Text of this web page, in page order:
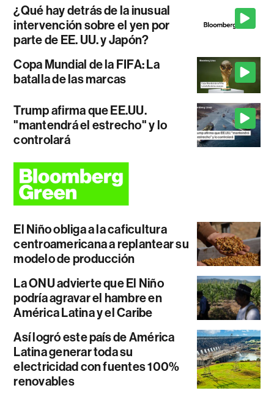
¿Qué hay detrás de la inusual
intervención sobre el yen por
parte de EE. UU. y Japón?
Copa Mundial de la FIFA: La
batalla de las marcas
Trump afirma que EE.UU.
"mantendrá el estrecho" y lo
controlará
El Niño obliga a la caficultura
centroamericana a replantear su
modelo de producción
La ONU advierte que El Niño
podría agravar el hambre en
América Latina y el Caribe
Así logró este país de América
Latina generar toda su
electricidad con fuentes 100%
renovables